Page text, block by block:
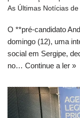
As Últimas Notícias
O **pré-candidato
domingo (12), uma
social em Sergipe,
no… Continue a ler »